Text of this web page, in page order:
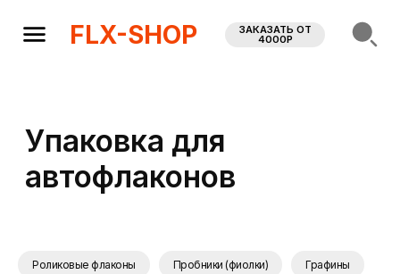
FLX-SHOP 4000Р
автофлаконов
Роликовые флаконы Пробники (фиолки) Графины